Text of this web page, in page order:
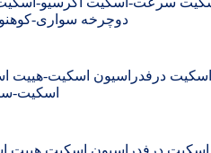
دوچرخه سواری-
درفدراسیون اسکیت-هییت
اسکیت-
درفدراسیون اسکیت هییت